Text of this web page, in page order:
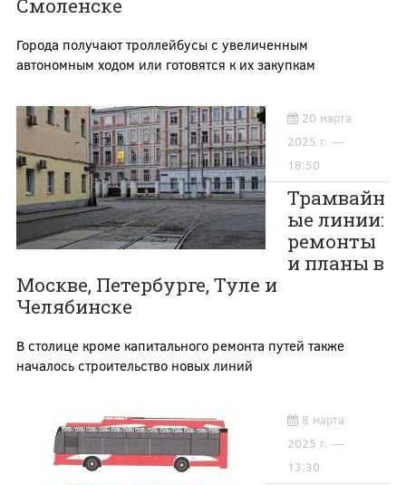
Смоленске
Города получают троллейбусы с увеличенным
автономным ходом или готовятся к их закупкам
20 марта
2025 г. —
18:50
Трамвайн
ые линии:
ремонты
и планы в
Москве, Петербурге, Туле и
Челябинске
В столице кроме капитального ремонта путей также
началось строительство новых линий
8 марта
2025 г. —
13:30